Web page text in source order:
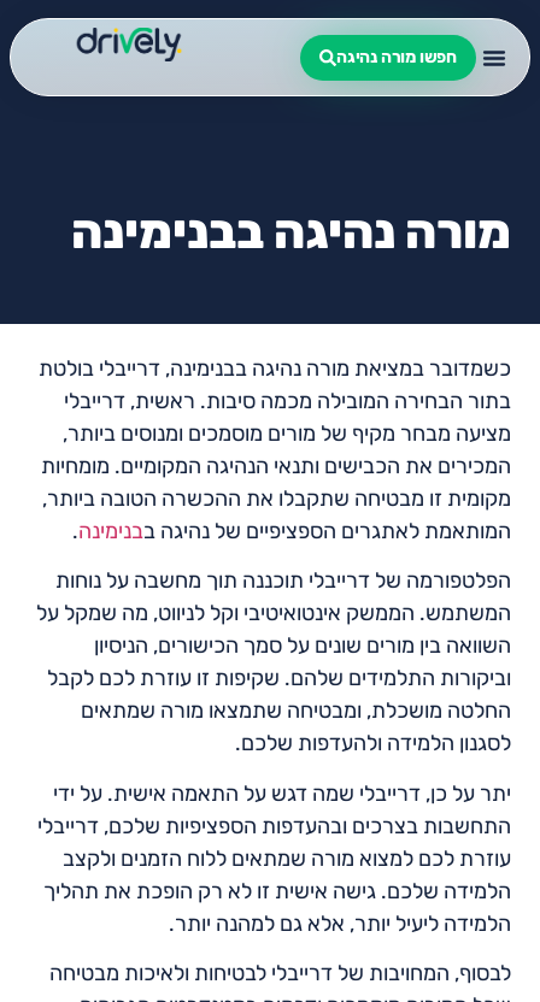
חפשו מורה נהיגה
מורה נהיגה בבנימינה
כשמדובר במציאת מורה נהיגה בבנימינה, דרייבלי בולטת
בתור הבחירה המובילה מכמה סיבות. ראשית, דרייבלי
מציעה מבחר מקיף של מורים מוסמכים ומנוסים ביותר,
המכירים את הכבישים ותנאי הנהיגה המקומיים. מומחיות
מקומית זו מבטיחה שתקבלו את ההכשרה הטובה ביותר,
המותאמת לאתגרים הספציפיים של נהיגה בבנימינה.
הפלטפורמה של דרייבלי תוכננה תוך מחשבה על נוחות
המשתמש. הממשק אינטואיטיבי וקל לניווט, מה שמקל על
השוואה בין מורים שונים על סמך הכישורים, הניסיון
וביקורות התלמידים שלהם. שקיפות זו עוזרת לכם לקבל
החלטה מושכלת, ומבטיחה שתמצאו מורה שמתאים
לסגנון הלמידה ולהעדפות שלכם.
יתר על כן, דרייבלי שמה דגש על התאמה אישית. על ידי
התחשבות בצרכים ובהעדפות הספציפיות שלכם, דרייבלי
עוזרת לכם למצוא מורה שמתאים ללוח הזמנים ולקצב
הלמידה שלכם. גישה אישית זו לא רק הופכת את תהליך
הלמידה ליעיל יותר, אלא גם למהנה יותר.
לבסוף, המחויבות של דרייבלי לבטיחות ולאיכות מבטיחה